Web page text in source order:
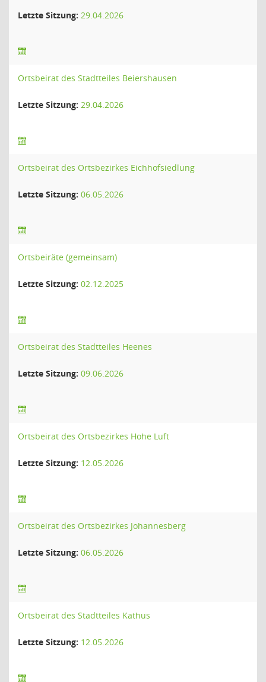
Letzte Sitzung: 29.04.2026
Ortsbeirat des Stadtteiles Beiershausen
Letzte Sitzung: 29.04.2026
Ortsbeirat des Ortsbezirkes Eichhofsiedlung
Letzte Sitzung: 06.05.2026
Ortsbeiräte (gemeinsam)
Letzte Sitzung: 02.12.2025
Ortsbeirat des Stadtteiles Heenes
Letzte Sitzung: 09.06.2026
Ortsbeirat des Ortsbezirkes Hohe Luft
Letzte Sitzung: 12.05.2026
Ortsbeirat des Ortsbezirkes Johannesberg
Letzte Sitzung: 06.05.2026
Ortsbeirat des Stadtteiles Kathus
Letzte Sitzung: 12.05.2026